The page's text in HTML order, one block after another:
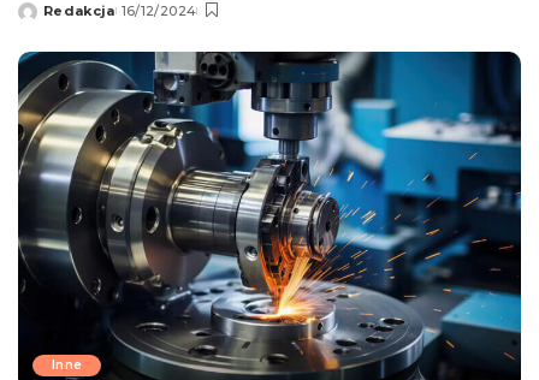
Wysłany
Redakcja 16/12/2024
Inne